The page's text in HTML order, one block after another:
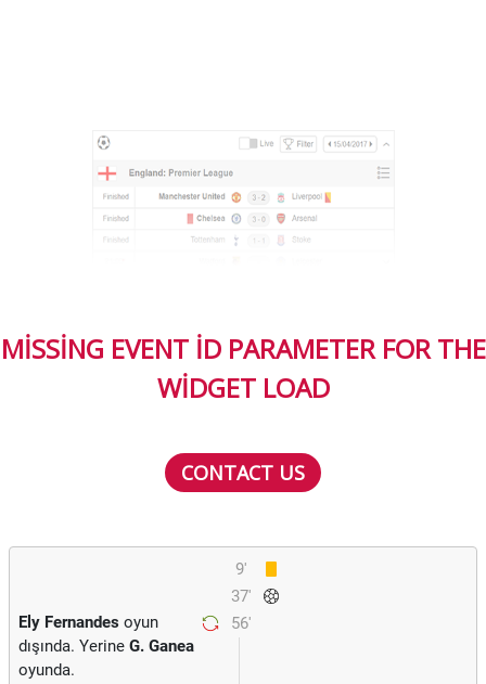
MISSING EVENT ID PARAMETER FOR THE
WIDGET LOAD
CONTACT US
9'
37'
56'
Ely Fernandes oyun
dışında. Yerine G. Ganea
oyunda.